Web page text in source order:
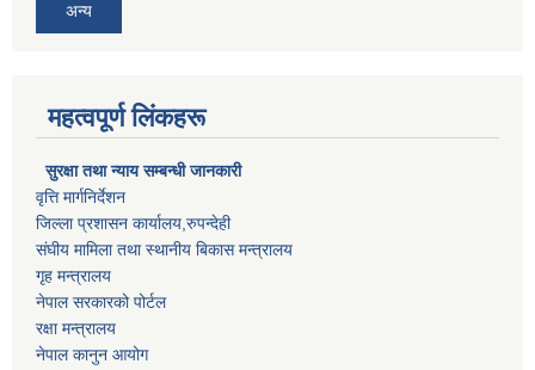
अन्य
महत्वपूर्ण लिंकहरू
सुरक्षा तथा न्याय सम्बन्धी जानकारी
वृत्ति मार्गनिर्देशन
जिल्ला प्रशासन कार्यालय,रुपन्देही
संघीय मामिला तथा स्थानीय बिकास मन्त्रालय
गृह मन्त्रालय
नेपाल सरकारको पोर्टल
रक्षा मन्त्रालय
नेपाल कानुन आयोग